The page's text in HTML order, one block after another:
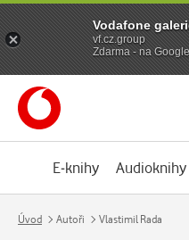
E-knihy Audioknihy
Úvod Autoři Vlastimil Rada
Vodafone
vf.cz.group
Zdarma - na